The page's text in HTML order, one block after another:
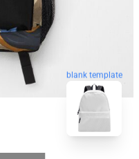
blank template